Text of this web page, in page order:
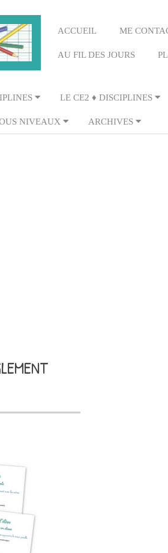
Primary
Menu
ACCUEIL ME
AU FIL DES JOURS
LE CE2 ♦ DISCIPLINES
NIVEAUX ARCHIVES